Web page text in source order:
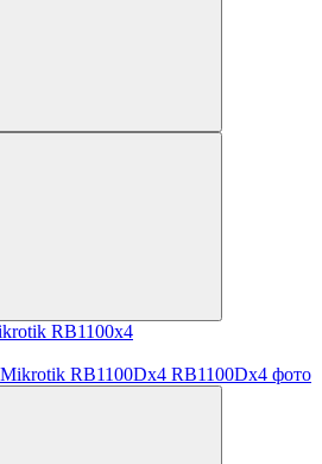
RB1100x4